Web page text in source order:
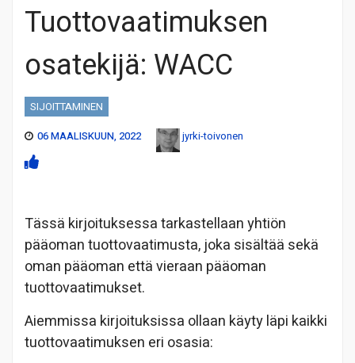
Tuottovaatimuksen
osatekijä: WACC
SIJOITTAMINEN
06 MAALISKUUN, 2022
jyrki-toivonen
Tässä kirjoituksessa tarkastellaan yhtiön
pääoman tuottovaatimusta, joka sisältää sekä
oman pääoman että vieraan pääoman
tuottovaatimukset.
Aiemmissa kirjoituksissa ollaan käyty läpi kaikki
tuottovaatimuksen eri osasia: